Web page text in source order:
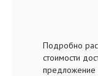
Подробно
стоимости
предложение